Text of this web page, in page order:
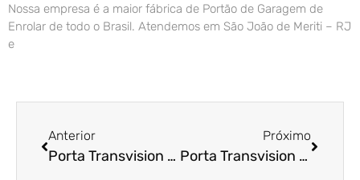
Nossa empresa é a maior fábrica de Portão de Garagem de
Enrolar de todo o Brasil. Atendemos em São João de Meriti – RJ
e
Anterior
Porta Transvision em Cabo Frio – RJ
Próximo
Porta Transvision em Itaboraí – RJ